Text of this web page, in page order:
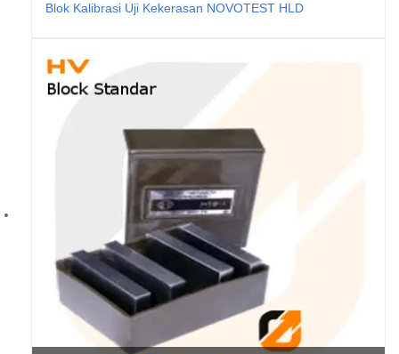
Blok Kalibrasi Uji Kekerasan NOVOTEST HLD